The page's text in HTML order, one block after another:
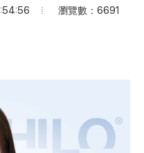
瀏覽數：6691